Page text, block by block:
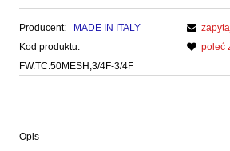
Producent:
MADE IN ITALY
Kod produktu:
FW.TC.50MESH,3/4F-3/4F
poleć
Opis